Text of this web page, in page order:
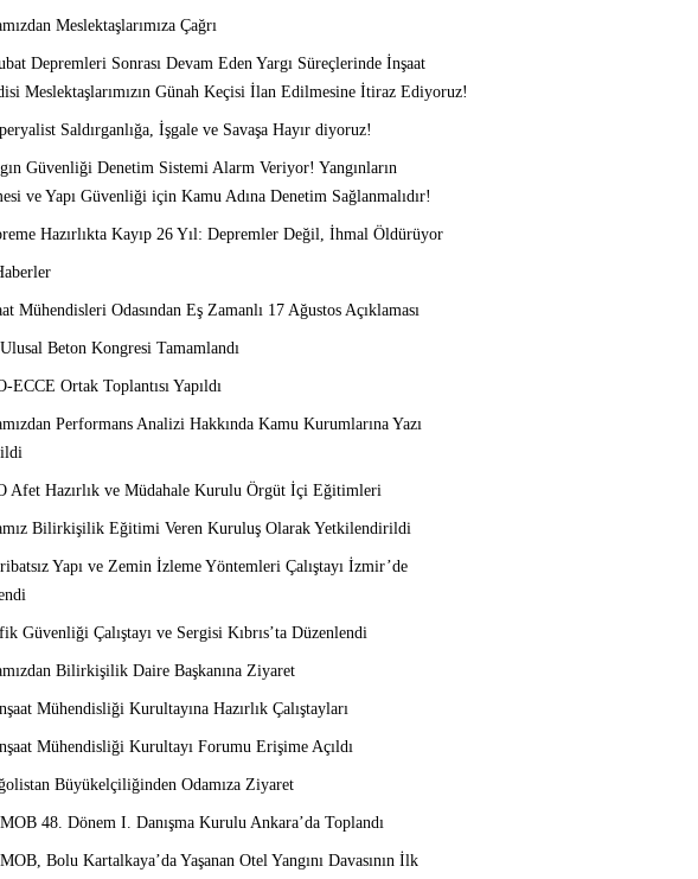
Meslektaşlarımıza Çağrı
Depremleri Sonrası Devam Eden Yargı Süreçlerinde İnşaat
Meslektaşlarımızın Günah Keçisi İlan Edilmesine İtiraz Ediyoruz!
Saldırganlığa, İşgale ve Savaşa Hayır diyoruz!
Güvenliği Denetim Sistemi Alarm Veriyor! Yangınların
ve Yapı Güvenliği için Kamu Adına Denetim Sağlanmalıdır!
Hazırlıkta Kayıp 26 Yıl: Depremler Değil, İhmal Öldürüyor
Mühendisleri Odasından Eş Zamanlı 17 Ağustos Açıklaması
Beton Kongresi Tamamlandı
ECCE Ortak Toplantısı Yapıldı
Performans Analizi Hakkında Kamu Kurumlarına Yazı
Afet Hazırlık ve Müdahale Kurulu Örgüt İçi Eğitimleri
Bilirkişilik Eğitimi Veren Kuruluş Olarak Yetkilendirildi
Yapı ve Zemin İzleme Yöntemleri Çalıştayı İzmir’de
Güvenliği Çalıştayı ve Sergisi Kıbrıs’ta Düzenlendi
Bilirkişilik Daire Başkanına Ziyaret
Mühendisliği Kurultayına Hazırlık Çalıştayları
Mühendisliği Kurultayı Forumu Erişime Açıldı
Büyükelçiliğinden Odamıza Ziyaret
48. Dönem I. Danışma Kurulu Ankara’da Toplandı
Bolu Kartalkaya’da Yaşanan Otel Yangını Davasının İlk